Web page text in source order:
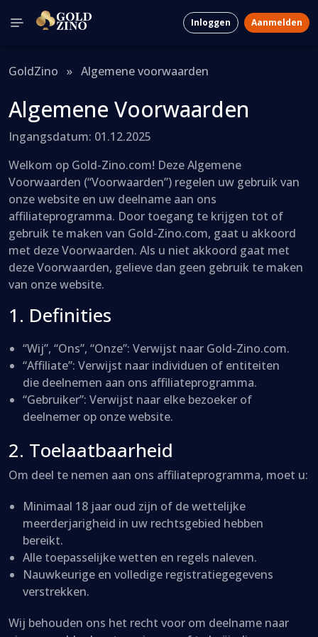
Inloggen Aanmelden
GoldZino » Algemene voorwaarden
Algemene Voorwaarden
Ingangsdatum: 01.12.2025
Welkom op Gold-Zino.com! Deze Algemene
Voorwaarden (“Voorwaarden”) regelen uw gebruik van
onze website en uw deelname aan ons
affiliateprogramma. Door toegang te krijgen tot of
gebruik te maken van Gold-Zino.com, gaat u akkoord
met deze Voorwaarden. Als u niet akkoord gaat met
deze Voorwaarden, gelieve dan geen gebruik te maken
van onze website.
1. Definities
“Wij”, “Ons”, “Onze”: Verwijst naar Gold-Zino.com.
“Affiliate”: Verwijst naar individuen of entiteiten
die deelnemen aan ons affiliateprogramma.
“Gebruiker”: Verwijst naar elke bezoeker of
deelnemer op onze website.
2. Toelaatbaarheid
Om deel te nemen aan ons affiliateprogramma, moet u:
Minimaal 18 jaar oud zijn of de wettelijke
meerderjarigheid in uw rechtsgebied hebben
bereikt.
Alle toepasselijke wetten en regels naleven.
Nauwkeurige en volledige registratiegegevens
verstrekken.
Wij behouden ons het recht voor om deelname naar